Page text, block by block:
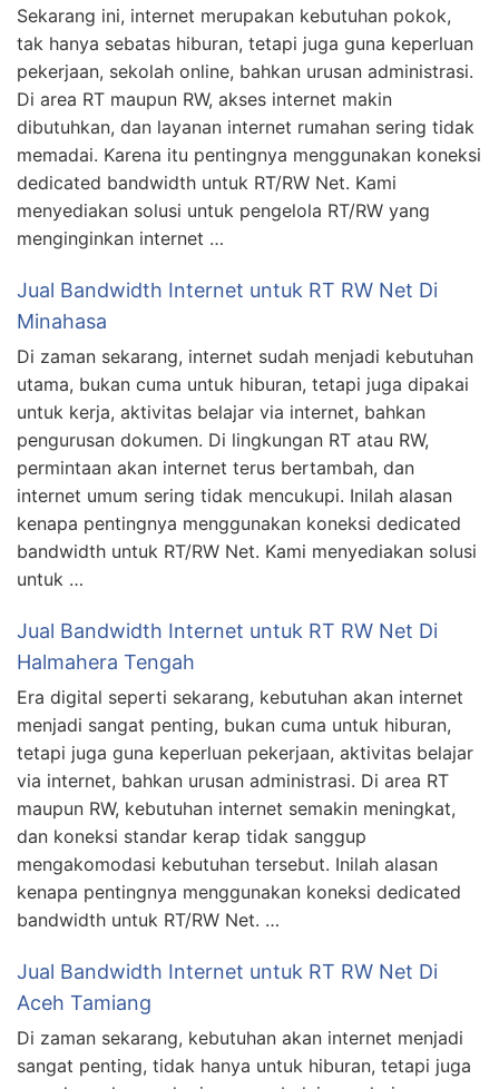
Sekarang ini, internet merupakan kebutuhan pokok,
tak hanya sebatas hiburan, tetapi juga guna keperluan
pekerjaan, sekolah online, bahkan urusan administrasi.
Di area RT maupun RW, akses internet makin
dibutuhkan, dan layanan internet rumahan sering tidak
memadai. Karena itu pentingnya menggunakan koneksi
dedicated bandwidth untuk RT/RW Net. Kami
menyediakan solusi untuk pengelola RT/RW yang
menginginkan internet …
Jual Bandwidth Internet untuk RT RW Net Di
Minahasa
Di zaman sekarang, internet sudah menjadi kebutuhan
utama, bukan cuma untuk hiburan, tetapi juga dipakai
untuk kerja, aktivitas belajar via internet, bahkan
pengurusan dokumen. Di lingkungan RT atau RW,
permintaan akan internet terus bertambah, dan
internet umum sering tidak mencukupi. Inilah alasan
kenapa pentingnya menggunakan koneksi dedicated
bandwidth untuk RT/RW Net. Kami menyediakan solusi
untuk …
Jual Bandwidth Internet untuk RT RW Net Di
Halmahera Tengah
Era digital seperti sekarang, kebutuhan akan internet
menjadi sangat penting, bukan cuma untuk hiburan,
tetapi juga guna keperluan pekerjaan, aktivitas belajar
via internet, bahkan urusan administrasi. Di area RT
maupun RW, kebutuhan internet semakin meningkat,
dan koneksi standar kerap tidak sanggup
mengakomodasi kebutuhan tersebut. Inilah alasan
kenapa pentingnya menggunakan koneksi dedicated
bandwidth untuk RT/RW Net. …
Jual Bandwidth Internet untuk RT RW Net Di
Aceh Tamiang
Di zaman sekarang, kebutuhan akan internet menjadi
sangat penting, tidak hanya untuk hiburan, tetapi juga